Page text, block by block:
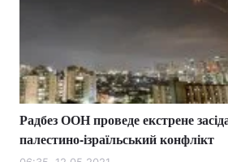
Радбез ООН проведе екстрене
палестино-ізраїльський конфлікт